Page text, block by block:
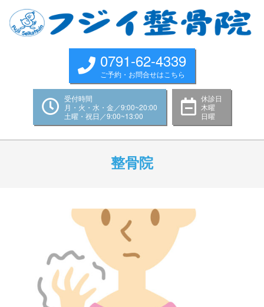
content
0791-62-4339
ご予約・お問合せはこちら
受付時間
月・火・水・金／9:00~20:00
土曜・祝日／9:00~13:00
休診日
木曜
日曜
整骨院